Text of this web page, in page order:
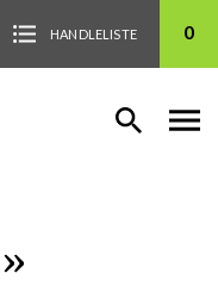
HANDLELISTE 0
»